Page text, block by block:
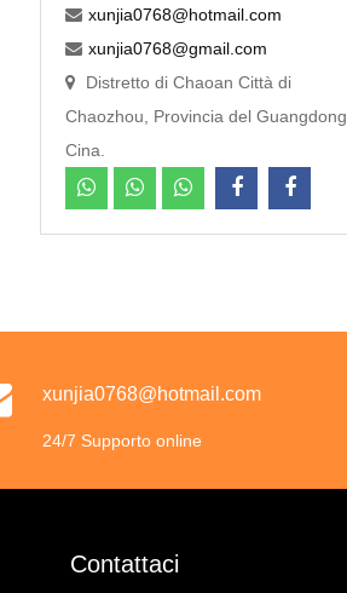
xunjia0768@hotmail.com
xunjia0768@gmail.com
Distretto di Chaoan Città di
Chaozhou, Provincia del Guangdong
Cina.
xunjia0768@hotmail.com
24/7 Supporto online
Contattaci